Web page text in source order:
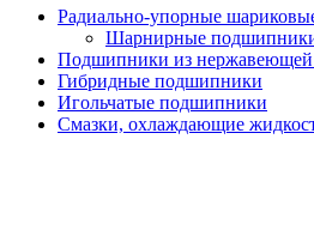
Радиально-упорные
Шарнирные
Подшипники из нержавеющей
Гибридные подшипники
Игольчатые подшипники
Смазки, охлаждающие